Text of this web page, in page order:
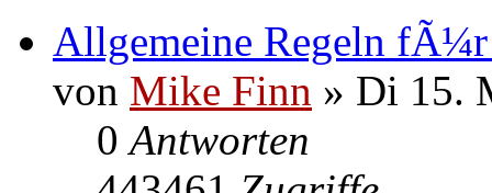
Allgemeine Regeln fÃ¼r
von Mike Finn » Di 15.
0Antworten